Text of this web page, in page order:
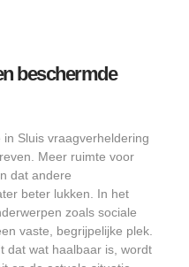
beschermde
Sluis vraagverheldering
Meer ruimte voor
dat andere
beter lukken. In het
zoals sociale
vaste, begrijpelijke plek.
dat wat haalbaar is, wordt